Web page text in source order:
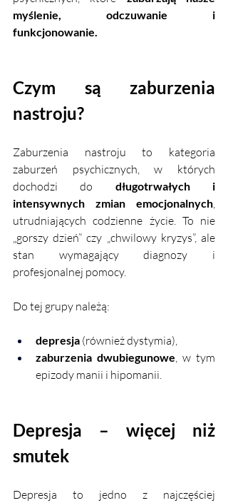
myślenie, odczuwanie i
funkcjonowanie.
Czym są zaburzenia
nastroju?
Zaburzenia nastroju to kategoria
zaburzeń psychicznych, w których
dochodzi do długotrwałych i
intensywnych zmian emocjonalnych
utrudniających codzienne życie. To nie
„gorszy dzień” czy „chwilowy kryzys”, ale
stan wymagający diagnozy i
profesjonalnej pomocy.
Do tej grupy należą:
depresja (również dystymia),
zaburzenia dwubiegunowe , w tym
epizody manii i hipomanii.
Depresja – więcej niż
smutek
Depresja to jedno z najczęściej